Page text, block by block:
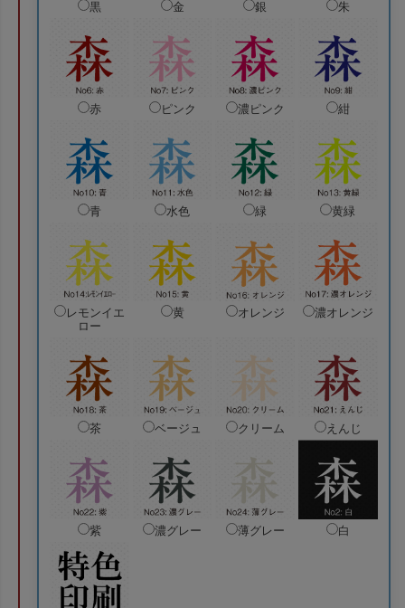
黒 金 銀 朱
赤 ピンク 濃ピンク 紺
青 水色 緑 黄緑
レモンイエ
ロー
黄 オレンジ 濃オレンジ
茶 ベージュ クリーム えんじ
紫 濃グレー 薄グレー 白